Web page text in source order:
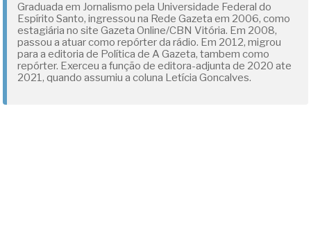
Graduada em Jornalismo pela Universidade Federal do
Espírito Santo, ingressou na Rede Gazeta em 2006, como
estagiária no site Gazeta Online/CBN Vitória. Em 2008,
passou a atuar como repórter da rádio. Em 2012, migrou
para a editoria de Política de A Gazeta, tambem como
repórter. Exerceu a função de editora-adjunta de 2020 ate
2021, quando assumiu a coluna Letícia Goncalves.